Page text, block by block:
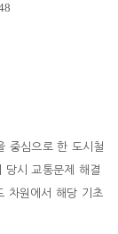
중심으로 한 도시철
당시 교통문제 해결
차원에서 해당 기초